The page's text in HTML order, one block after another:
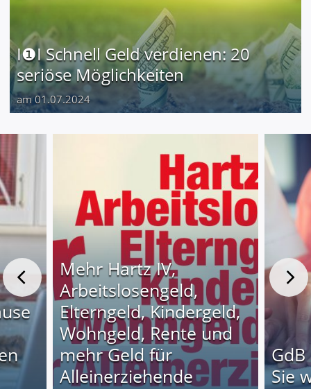
I❶I Schnell Geld verdienen: 20
seriöse Möglichkeiten
am 01.07.2024
Mehr Hartz IV,
Arbeitslosengeld,
Elterngeld, Kindergeld,
Wohngeld, Rente und
mehr Geld für
Alleinerziehende
Sie